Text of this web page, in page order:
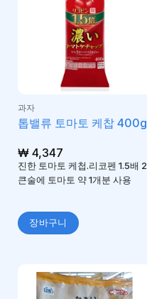
과자
톱밸류 토마토 케찹 400g
₩4,347
진한 토마토 케첩.리코펜 1.5배 2
큰술에 토마토 약 1개분 사용
장바구니